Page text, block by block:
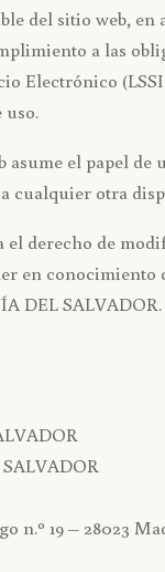
del sitio web,
a las
Electrónico
uso.
asume el papel
cualquier otra
el derecho de
en
DEL SALVADOR.
n.º 19 – 28023